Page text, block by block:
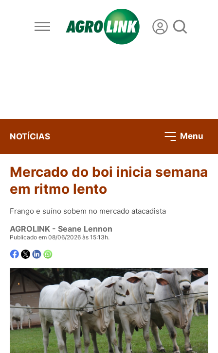
NOTÍCIAS Menu
Mercado do boi inicia semana
em ritmo lento
Frango e suíno sobem no mercado atacadista
AGROLINK - Seane Lennon
Publicado em 08/06/2026 às 15:13h.